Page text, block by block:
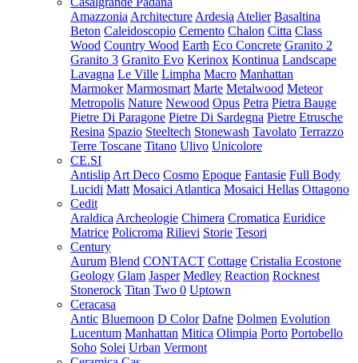
Amazzonia Architecture Ardesia Atelier Basaltina
Beton Caleidoscopio Cemento Chalon Citta Class
Wood Country Wood Earth Eco Concrete Granito 2
Granito 3 Granito Evo Kerinox Kontinua Landscape
Lavagna Le Ville Limpha Macro Manhattan
Marmoker Marmosmart Marte Metalwood Meteor
Metropolis Nature Newood Opus Petra Pietra Bauge
Pietre Di Paragone Pietre Di Sardegna Pietre Etrusche
Resina Spazio Steeltech Stonewash Tavolato Terrazzo
Terre Toscane Titano Ulivo Unicolore
CE.SI
Antislip Art Deco Cosmo Epoque Fantasie Full Body
Lucidi Matt Mosaici Atlantica Mosaici Hellas Ottagono
Cedit
Araldica Archeologie Chimera Cromatica Euridice
Matrice Policroma Rilievi Storie Tesori
Century
Aurum Blend CONTACT Cottage Cristalia Ecostone
Geology Glam Jasper Medley Reaction Rocknest
Stonerock Titan Two 0 Uptown
Ceracasa
Antic Bluemoon D Color Dafne Dolmen Evolution
Lucentum Manhattan Mitica Olimpia Porto Portobello
Soho Solei Urban Vermont